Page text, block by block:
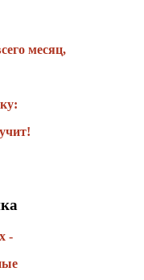
месяц,
-